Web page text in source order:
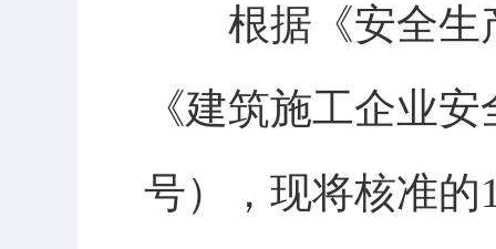
根据《安全生产
《建筑施工企业
号），现将核准的